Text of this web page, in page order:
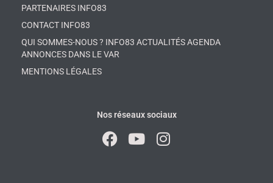
PARTENAIRES INFO83
CONTACT INFO83
QUI SOMMES-NOUS ? INFO83 ACTUALITÉS AGENDA
ANNONCES DANS LE VAR
MENTIONS LÉGALES
Nos réseaux sociaux